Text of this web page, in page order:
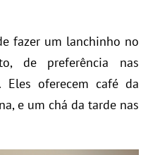
fazer um lanchinho no
de preferência nas
Eles oferecem café da
e um chá da tarde nas